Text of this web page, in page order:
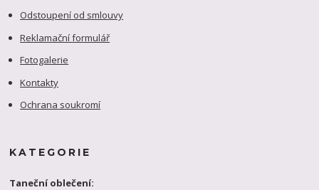
Odstoupení od smlouvy
Reklamační formulář
Fotogalerie
Kontakty
Ochrana soukromí
KATEGORIE
Taneční oblečení: